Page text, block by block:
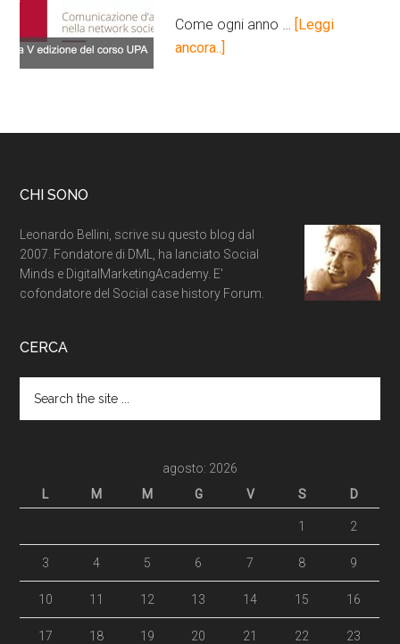
Come ogni anno … [Leggi
ancora..]
CHI SONO
Leonardo Bellini, scrive su questo blog dal
2007. Fondatore di DML, ha lanciato Social
Minds e DigitalMarketingAcademy. E'
cofondatore del Social case history Forum.
CERCA
agosto: 2026
L
M M G V S D
1 2
3 4 5 6 7 8 9
10 11 12 13 14 15 16
17 18 19 20 21 22 23